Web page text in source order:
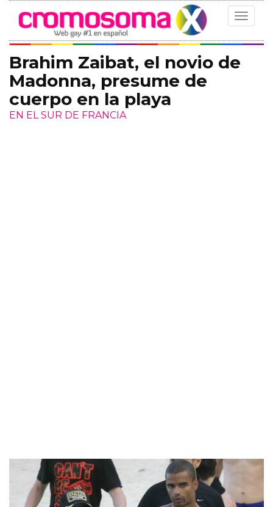
Toggle
Brahim Zaibat, el novio de
Madonna, presume de
cuerpo en la playa
EN EL SUR DE FRANCIA